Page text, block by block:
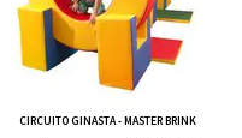
CIRCUITO GINASTA - MASTER BRINK